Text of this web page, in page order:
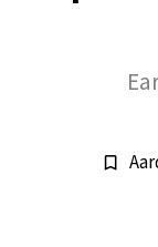
bookmark_border